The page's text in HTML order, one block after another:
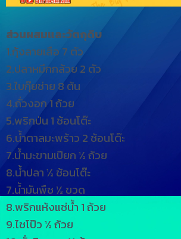
ส่วนผสมและวัตถุดิบ
1.กุ้งลายเสือ 7 ตัว
2.ปลาหมึกกล้วย 2 ตัว
3.ใบกุ๊ยช่าย 8 ต้น
4.ถั่วงอก 1 ถ้วย
5.พริกป่น 1 ช้อนโต๊ะ
6.น้ำตาลมะพร้าว 2 ช้อนโต๊ะ
7.น้ำมะขามเปียก ½ ถ้วย
8.น้ำปลา ½ ช้อนโต๊ะ
7.น้ำมันพืช ½ ขวด
8.พริกแห้งแช่น้ำ 1 ถ้วย
9.ไชโป๊ว ½ ถ้วย